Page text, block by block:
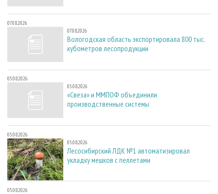
07.08.2026
07.08.2026
Вологодская область экспортировала 800 тыс.
кубометров лесопродукции
05.08.2026
05.08.2026
«Свеза» и ММПОФ объединили
производственные системы
05.08.2026
05.08.2026
Лесосибирский ЛДК №1 автоматизировал
укладку мешков с пеллетами
05.08.2026